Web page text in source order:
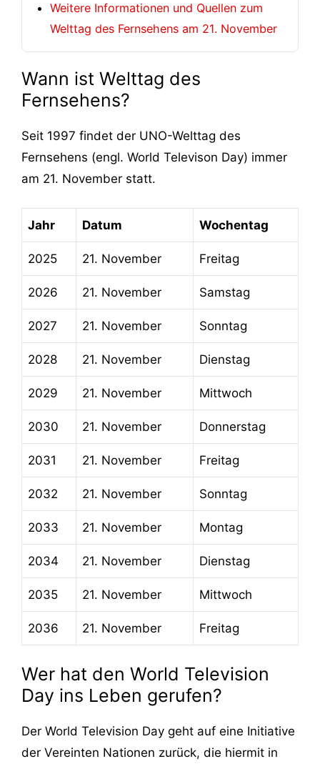
Weitere Informationen und Quellen zum
Welttag des Fernsehens am 21. November
Wann ist Welttag des
Fernsehens?
Seit 1997 findet der UNO-Welttag des
Fernsehens (engl. World Televison Day) immer
am 21. November statt.
Jahr Datum Wochentag
2025 21. November Freitag
2026 21. November Samstag
2027 21. November Sonntag
2028 21. November Dienstag
2029 21. November Mittwoch
2030 21. November Donnerstag
2031 21. November Freitag
2032 21. November Sonntag
2033 21. November Montag
2034 21. November Dienstag
2035 21. November Mittwoch
2036 21. November Freitag
Wer hat den World Television
Day ins Leben gerufen?
Der World Television Day geht auf eine Initiative
der Vereinten Nationen zurück, die hiermit in